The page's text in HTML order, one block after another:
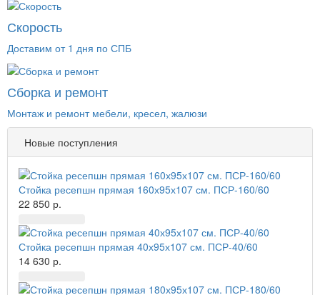
Скорость
Доставим от 1 дня по СПБ
Сборка и ремонт
Монтаж и ремонт мебели, кресел, жалюзи
Новые поступления
Стойка ресепшн прямая 160х95х107 см. ПСР-160/60
22 850 р.
Стойка ресепшн прямая 40х95х107 см. ПСР-40/60
14 630 р.